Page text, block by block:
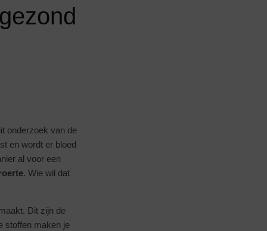
onderzoek van de
en wordt er bloed
al voor een
. Wie wil dat
Dit zijn de
stoffen maken je